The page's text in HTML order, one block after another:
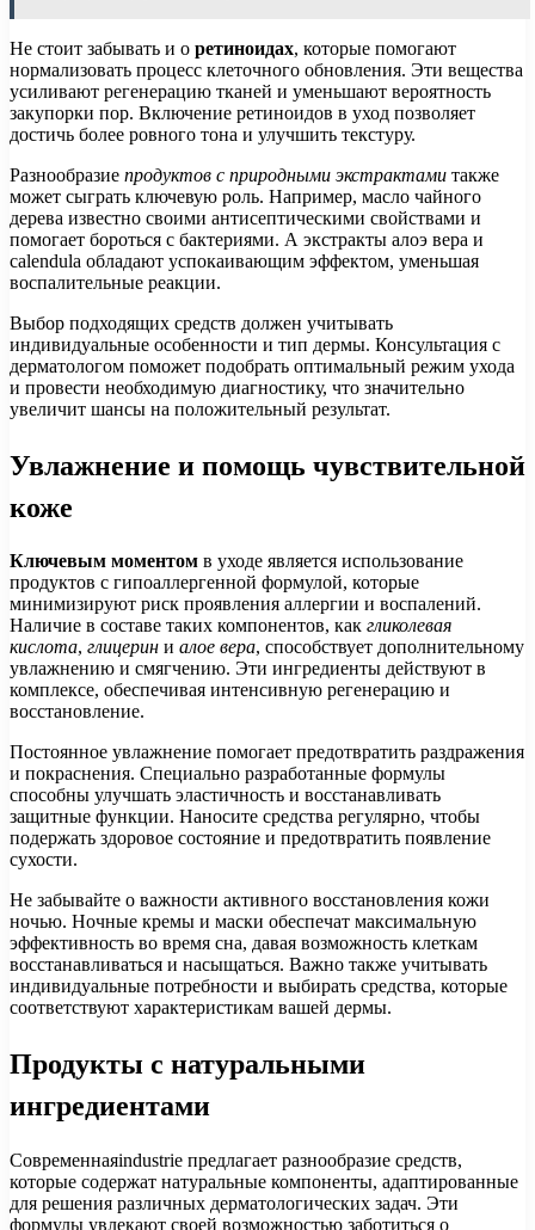
Не стоит забывать и о ретиноидах, которые помогают
нормализовать процесс клеточного обновления. Эти вещества
усиливают регенерацию тканей и уменьшают вероятность
закупорки пор. Включение ретиноидов в уход позволяет
достичь более ровного тона и улучшить текстуру.
Разнообразие продуктов с природными экстрактами также
может сыграть ключевую роль. Например, масло чайного
дерева известно своими антисептическими свойствами и
помогает бороться с бактериями. А экстракты алоэ вера и
calendula обладают успокаивающим эффектом, уменьшая
воспалительные реакции.
Выбор подходящих средств должен учитывать
индивидуальные особенности и тип дермы. Консультация с
дерматологом поможет подобрать оптимальный режим ухода
и провести необходимую диагностику, что значительно
увеличит шансы на положительный результат.
Увлажнение и помощь чувствительной
коже
Ключевым моментом в уходе является использование
продуктов с гипоаллергенной формулой, которые
минимизируют риск проявления аллергии и воспалений.
Наличие в составе таких компонентов, как гликолевая
кислота, глицерин и алое вера, способствует дополнительному
увлажнению и смягчению. Эти ингредиенты действуют в
комплексе, обеспечивая интенсивную регенерацию и
восстановление.
Постоянное увлажнение помогает предотвратить раздражения
и покраснения. Специально разработанные формулы
способны улучшать эластичность и восстанавливать
защитные функции. Наносите средства регулярно, чтобы
подержать здоровое состояние и предотвратить появление
сухости.
Не забывайте о важности активного восстановления кожи
ночью. Ночные кремы и маски обеспечат максимальную
эффективность во время сна, давая возможность клеткам
восстанавливаться и насыщаться. Важно также учитывать
индивидуальные потребности и выбирать средства, которые
соответствуют характеристикам вашей дермы.
Продукты с натуральными
ингредиентами
Современнаяindustrie предлагает разнообразие средств,
которые содержат натуральные компоненты, адаптированные
для решения различных дерматологических задач. Эти
формулы увлекают своей возможностью заботиться о